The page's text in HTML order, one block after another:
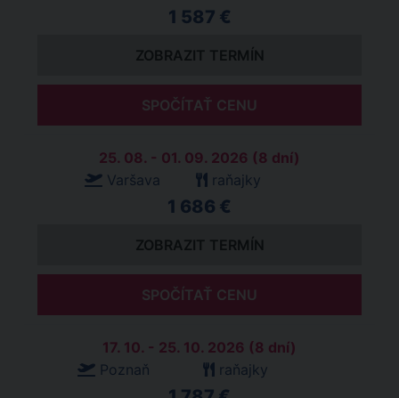
1 587 €
ZOBRAZIT TERMÍN
SPOČÍTAŤ CENU
25. 08. - 01. 09. 2026 (8 dní)
Varšava
raňajky
1 686 €
ZOBRAZIT TERMÍN
SPOČÍTAŤ CENU
17. 10. - 25. 10. 2026 (8 dní)
Poznaň
raňajky